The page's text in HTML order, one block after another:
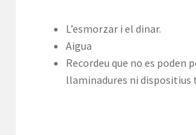
L’esmorzar i el dinar.
Aigua
Recordeu que no es poden
llaminadures ni dispositius